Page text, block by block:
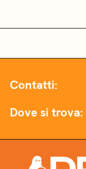
Contatti:
Dove si trova: